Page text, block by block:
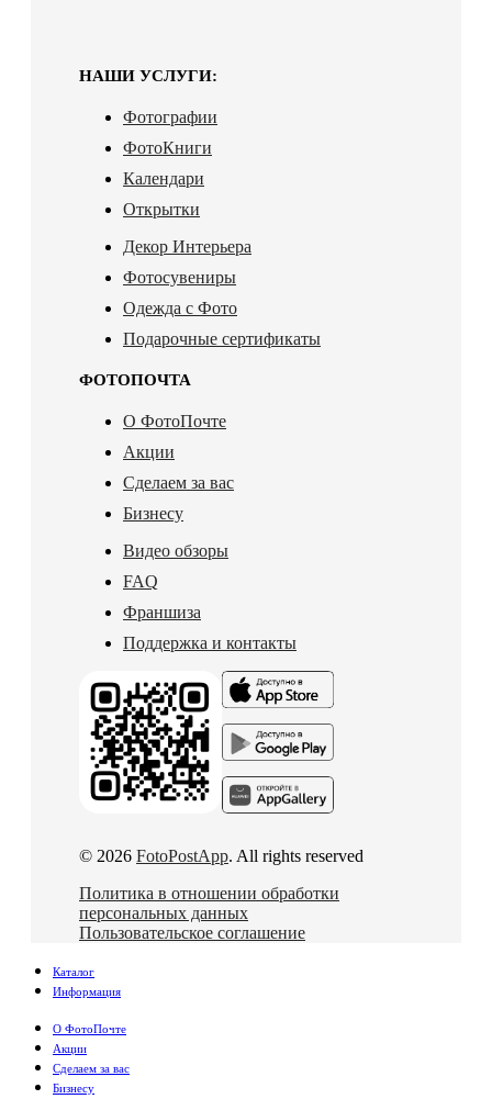
НАШИ УСЛУГИ:
Фотографии
ФотоКниги
Календари
Открытки
Декор Интерьера
Фотосувениры
Одежда с Фото
Подарочные сертификаты
ФОТОПОЧТА
О ФотоПочте
Акции
Сделаем за вас
Бизнесу
Видео обзоры
FAQ
Франшиза
Поддержка и контакты
© 2026 FotoPostApp. All rights reserved
Политика в отношении обработки
персональных данных
Пользовательское соглашение
Каталог
Информация
О ФотоПочте
Акции
Сделаем за вас
Бизнесу